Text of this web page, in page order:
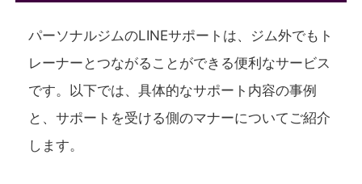
パーソナルジムのLINEサポートは、ジム外でもト
レーナーとつながることができる便利なサービス
です。以下では、具体的なサポート内容の事例
と、サポートを受ける側のマナーについてご紹介
します。